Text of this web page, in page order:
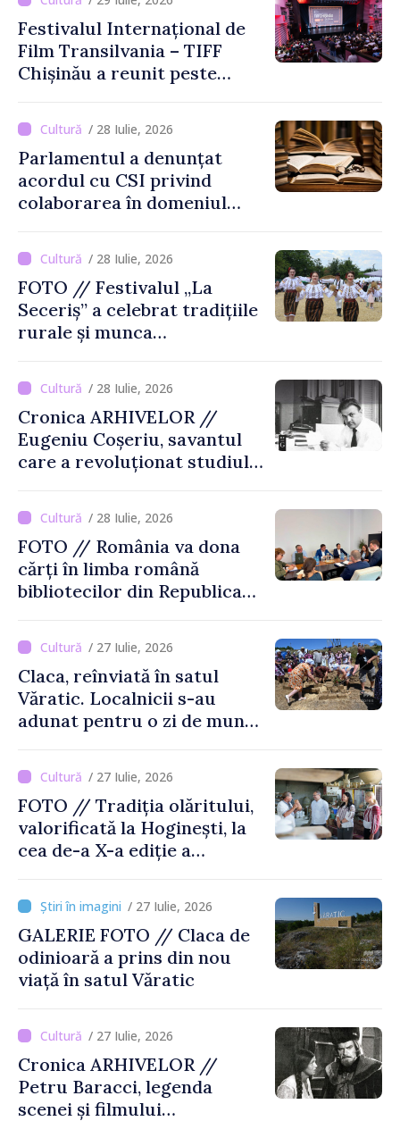
Festivalul Internațional de
Film Transilvania – TIFF
Chișinău a reunit peste
de-a șasea ediție
/ 28 Iulie, 2026
Parlamentul a denunțat
acordul cu CSI privind
colaborarea în domeniul
/ 28 Iulie, 2026
FOTO // Festivalul „La
Seceriș” a celebrat tradițiile
rurale și munca
/ 28 Iulie, 2026
Cronica ARHIVELOR //
Eugeniu Coșeriu, savantul
care a revoluționat studiul
/ 28 Iulie, 2026
FOTO // România va dona
cărți în limba română
bibliotecilor din Republica
/ 27 Iulie, 2026
Claca, reînviată în satul
Văratic. Localnicii s-au
adunat pentru o zi de muncă
/ 27 Iulie, 2026
FOTO // Tradiția olăritului,
valorificată la Hoginești, la
cea de-a X-a ediție a
Vasile Gonciari”
/ 27 Iulie, 2026
GALERIE FOTO // Claca de
odinioară a prins din nou
viață în satul Văratic
/ 27 Iulie, 2026
Cronica ARHIVELOR //
Petru Baracci, legenda
scenei și filmului